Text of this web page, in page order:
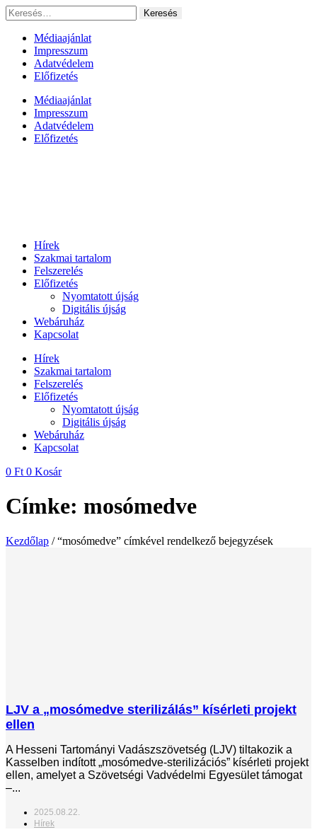
Ugrás
a
tartalomhoz
Keresés:
Médiaajánlat
Impresszum
Adatvédelem
Előfizetés
Médiaajánlat
Impresszum
Adatvédelem
Előfizetés
Hírek
Szakmai tartalom
Felszerelés
Előfizetés
Nyomtatott újság
Digitális újság
Webáruház
Kapcsolat
Hírek
Szakmai tartalom
Felszerelés
Előfizetés
Nyomtatott újság
Digitális újság
Webáruház
Kapcsolat
0 Ft 0 Kosár
Címke: mosómedve
Kezdőlap / “mosómedve” címkével rendelkező bejegyzések
LJV a „mosómedve sterilizálás” kísérleti projekt
ellen
A Hesseni Tartományi Vadászszövetség (LJV) tiltakozik a
Kasselben indított „mosómedve-sterilizációs” kísérleti projekt
ellen, amelyet a Szövetségi Vadvédelmi Egyesület támogat
–...
2025.08.22.
Hírek